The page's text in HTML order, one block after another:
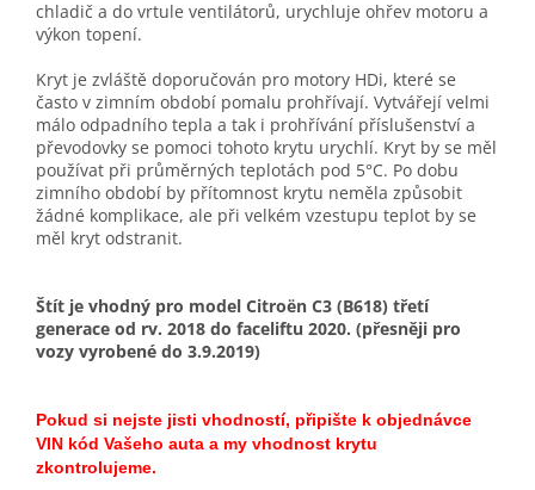
chladič a do vrtule ventilátorů, urychluje ohřev motoru a
výkon topení.
Kryt je zvláště doporučován pro motory HDi, které se
často v zimním období pomalu prohřívají. Vytvářejí velmi
málo odpadního tepla a tak i prohřívání příslušenství a
převodovky se pomoci tohoto krytu urychlí. Kryt by se měl
používat při průměrných teplotách pod 5°C. Po dobu
zimního období by přítomnost krytu neměla způsobit
žádné komplikace, ale při velkém vzestupu teplot by se
měl kryt odstranit.
Štít je vhodný pro model Citroën C3 (B618) třetí
generace od rv. 2018 do faceliftu 2020. (přesněji pro
vozy vyrobené do 3.9.2019)
Pokud si nejste jisti vhodností, připište k objednávce
VIN kód Vašeho auta a my vhodnost krytu
zkontrolujeme.